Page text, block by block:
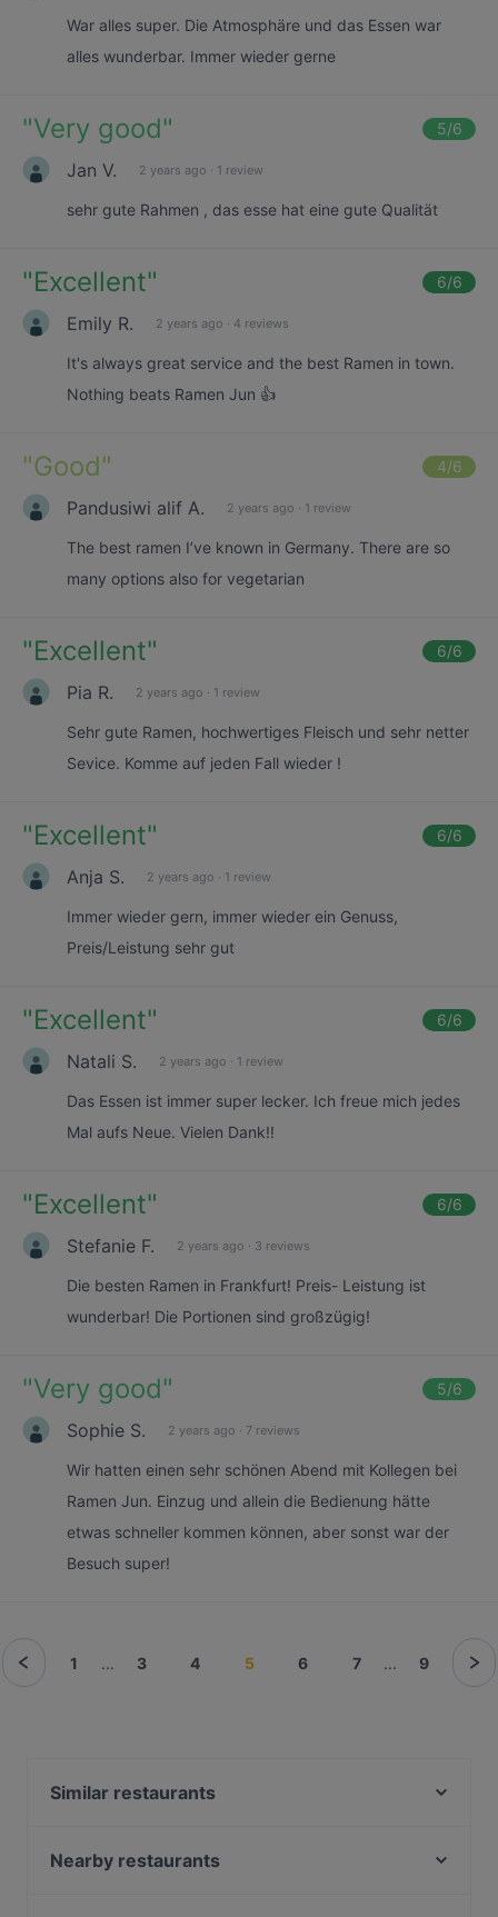
War alles super. Die Atmosphäre und das Essen war
alles wunderbar. Immer wieder gerne
"Very good" 5/6
Jan V. 2 years ago · 1 review
sehr gute Rahmen , das esse hat eine gute Qualität
"Excellent" 6/6
Emily R. 2 years ago · 4 reviews
It's always great service and the best Ramen in town.
Nothing beats Ramen Jun 👍
"Good" 4/6
Pandusiwi alif A. 2 years ago · 1 review
The best ramen I’ve known in Germany. There are so
many options also for vegetarian
"Excellent" 6/6
Pia R. 2 years ago · 1 review
Sehr gute Ramen, hochwertiges Fleisch und sehr netter
Sevice. Komme auf jeden Fall wieder !
"Excellent" 6/6
Anja S. 2 years ago · 1 review
Immer wieder gern, immer wieder ein Genuss,
Preis/Leistung sehr gut
"Excellent" 6/6
Natali S. 2 years ago · 1 review
Das Essen ist immer super lecker. Ich freue mich jedes
Mal aufs Neue. Vielen Dank!!
"Excellent" 6/6
Stefanie F. 2 years ago · 3 reviews
Die besten Ramen in Frankfurt! Preis- Leistung ist
wunderbar! Die Portionen sind großzügig!
"Very good" 5/6
Sophie S. 2 years ago · 7 reviews
Wir hatten einen sehr schönen Abend mit Kollegen bei
Ramen Jun. Einzug und allein die Bedienung hätte
etwas schneller kommen können, aber sonst war der
Besuch super!
1 ... 3 4 5 6 7 ... 9
Similar restaurants
The Dragon‘s City Sushi Ramen Bowls &
Vietnamesische Restaurant
Nearby restaurants